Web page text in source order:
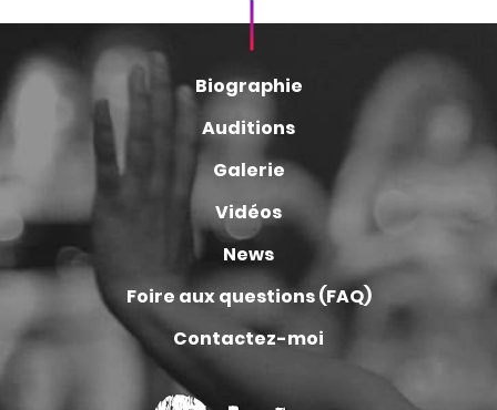
Biographie
Auditions
Galerie
Vidéos
News
Foire aux questions (FAQ)
Contactez-moi